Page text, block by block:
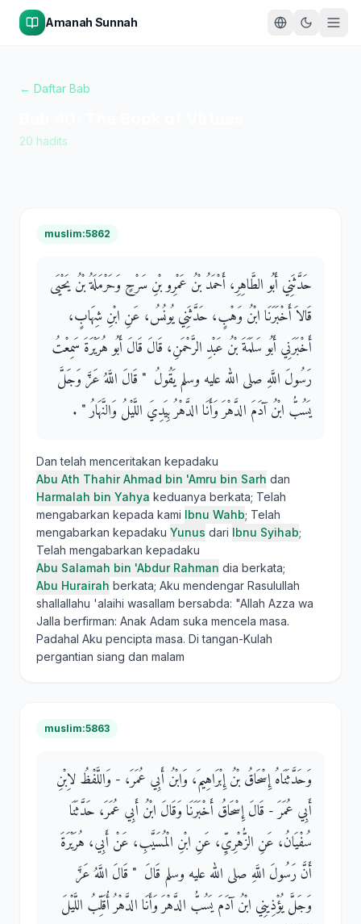
Amanah Sunnah
← Daftar Bab
20 hadits
muslim:5862
حَدَّثَنِي أَبُو الطَّاهِرِ، أَحْمَدُ بْنُ عَمْرِو بْنِ سَرْحٍ وَحَرْمَلَةُ بْنُ يَحْيَى
قَالاَ أَخْبَرَنَا ابْنُ وَهْبٍ، حَدَّثَنِي يُونُسُ، عَنِ ابْنِ شِهَابٍ،
أَخْبَرَنِي أَبُو سَلَمَةَ بْنُ عَبْدِ الرَّحْمَنِ، قَالَ قَالَ أَبُو هُرَيْرَةَ سَمِعْتُ
رَسُولَ اللَّهِ صلى الله عليه وسلم يَقُولُ ‏ "‏ قَالَ اللَّهُ عَزَّ وَجَلَّ
يَسُبُّ ابْنُ آدَمَ الدَّهْرَ وَأَنَا الدَّهْرُ بِيَدِيَ اللَّيْلُ وَالنَّهَارُ ‏"‏ ‏.‏
Dan telah menceritakan kepadaku
Abu Ath Thahir Ahmad bin 'Amru bin Sarh dan
Harmalah bin Yahya keduanya berkata; Telah
mengabarkan kepada kami Ibnu Wahb; Telah
mengabarkan kepadaku Yunus dari Ibnu Syihab;
Telah mengabarkan kepadaku
Abu Salamah bin 'Abdur Rahman dia berkata;
Abu Hurairah berkata; Aku mendengar Rasulullah
shallallahu 'alaihi wasallam bersabda: "Allah Azza wa
Jalla berfirman: Anak Adam suka mencela masa.
Padahal Aku pencipta masa. Di tangan-Kulah
pergantian siang dan malam
muslim:5863
وَحَدَّثَنَاهُ إِسْحَاقُ بْنُ إِبْرَاهِيمَ، وَابْنُ أَبِي عُمَرَ، - وَاللَّفْظُ لاِبْنِ
أَبِي عُمَرَ - قَالَ إِسْحَاقُ أَخْبَرَنَا وَقَالَ ابْنُ أَبِي عُمَرَ، حَدَّثَنَا
سُفْيَانُ، عَنِ الزُّهْرِيِّ، عَنِ ابْنِ الْمُسَيَّبِ، عَنْ أَبِي، هُرَيْرَةَ
أَنَّ رَسُولَ اللَّهِ صلى الله عليه وسلم قَالَ ‏ "‏ قَالَ اللَّهُ عَزَّ
وَجَلَّ يُؤْذِينِي ابْنُ آدَمَ يَسُبُّ الدَّهْرَ وَأَنَا الدَّهْرُ أُقَلِّبُ اللَّيْلَ